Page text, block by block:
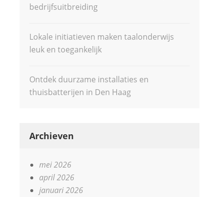
bedrijfsuitbreiding
Lokale initiatieven maken taalonderwijs
leuk en toegankelijk
Ontdek duurzame installaties en
thuisbatterijen in Den Haag
Archieven
mei 2026
april 2026
januari 2026